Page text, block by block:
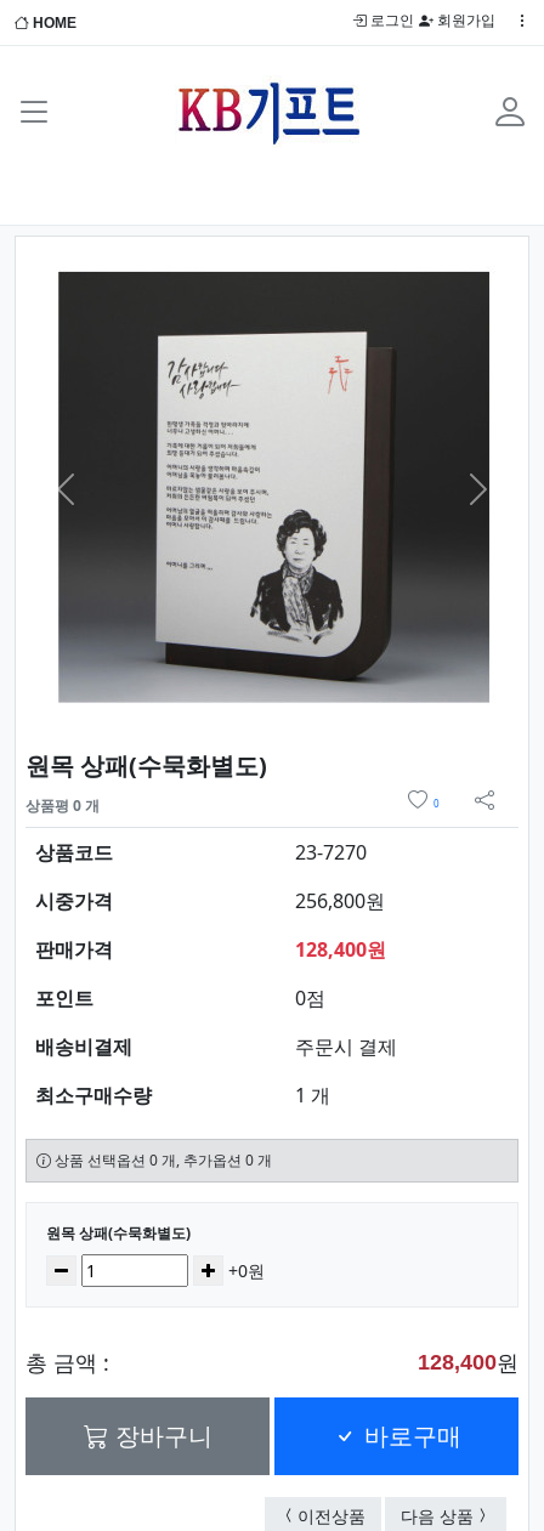
HOME 로그인 회원가입
Previous Next
원목 상패(수묵화별도)
상품평 0 개 0
sns 공
상품코드
23-7270
시중가격
256,800원
판매가격
128,400원
포인트
0점
배송비결제
주문시 결제
최소구매수량
1 개
상품 선택옵션 0 개, 추가옵션 0 개
선택된 옵션
원목 상패(수묵화별도)
수량감소 증가+0원
총 금액 : 128,400원
장바구니 바로구매
이전상품 원목 상패(수묵화별도)
다음 상품 원목 상